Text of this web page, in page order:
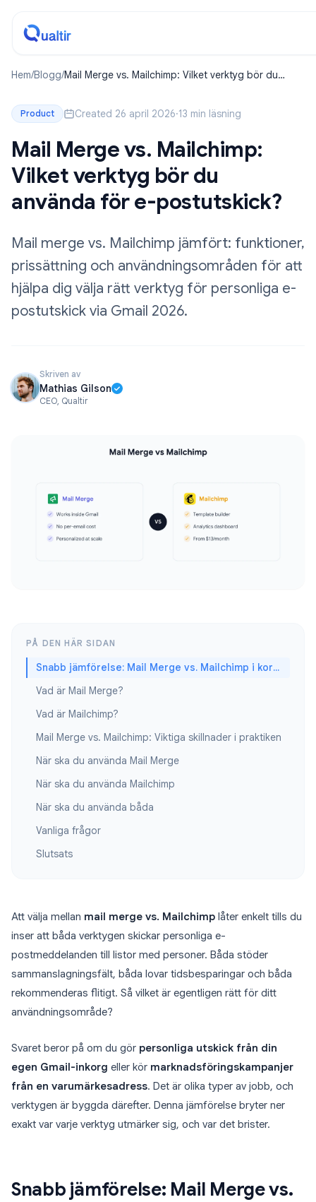
Hem/Blogg/Mail Merge vs. Mailchimp: Vilket verktyg bör du
Product Created 26 april 2026·13 min läsning
Mail Merge vs. Mailchimp:
Vilket verktyg bör du
använda för e-postutskick?
Mail merge vs. Mailchimp jämfört: funktioner,
prissättning och användningsområden för att
hjälpa dig välja rätt verktyg för personliga e-
postutskick via Gmail 2026.
Skriven av
Mathias Gilson
CEO, Qualtir
PÅ DEN HÄR SIDAN
Snabb jämförelse: Mail Merge vs. Mailchimp i korthet
Vad är Mail Merge?
Vad är Mailchimp?
Mail Merge vs. Mailchimp: Viktiga skillnader i praktiken
När ska du använda Mail Merge
När ska du använda Mailchimp
När ska du använda båda
Vanliga frågor
Slutsats
Att välja mellan mail merge vs. Mailchimp låter enkelt tills du
inser att båda verktygen skickar personliga e-
postmeddelanden till listor med personer. Båda stöder
sammanslagningsfält, båda lovar tidsbesparingar och båda
rekommenderas flitigt. Så vilket är egentligen rätt för ditt
användningsområde?
Svaret beror på om du gör personliga utskick från din
egen Gmail-inkorg eller kör marknadsföringskampanjer
från en varumärkesadress. Det är olika typer av jobb, och
verktygen är byggda därefter. Denna jämförelse bryter ner
exakt var varje verktyg utmärker sig, och var det brister.
Snabb jämförelse: Mail Merge vs.